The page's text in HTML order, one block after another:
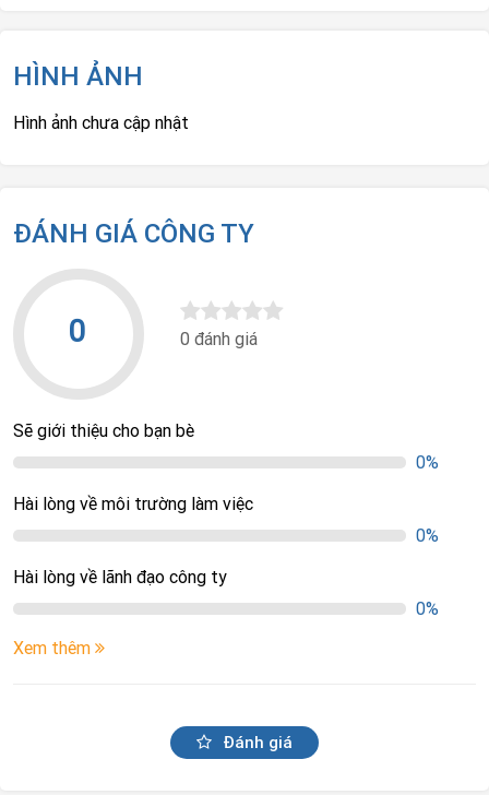
HÌNH ẢNH
Hình ảnh chưa cập nhật
ĐÁNH GIÁ CÔNG TY
0 0 đánh giá
Sẽ giới thiệu cho bạn bè
0%
Hài lòng về môi trường làm việc
0%
Hài lòng về lãnh đạo công ty
0%
Xem thêm
Đánh giá